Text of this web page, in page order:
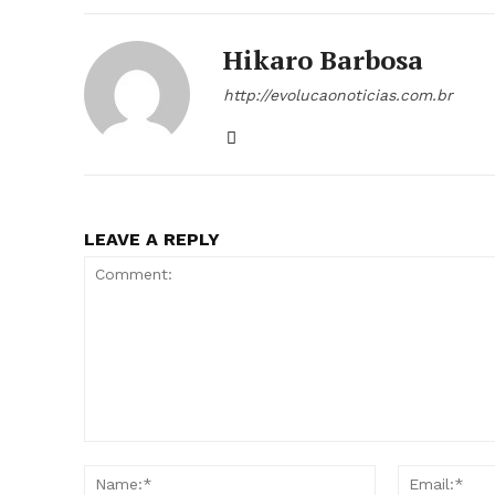
Hikaro Barbosa
http://evolucaonoticias.com.br
LEAVE A REPLY
Name:*